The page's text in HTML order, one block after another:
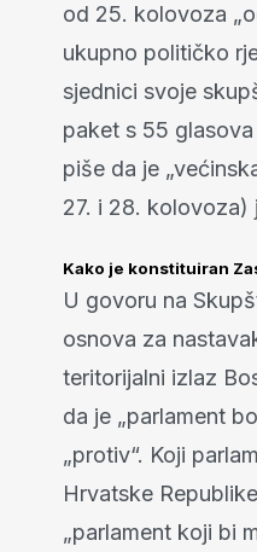
od 25. kolovoza
ukupno političko
sjednici svoje
paket s 55 glasova
piše da je
27. i 28. kolovoza)
Kako je konstituiran
U govoru na
osnova za
teritorijalni izlaz
da je „parlament
„protiv“. Koji
Hrvatske
„parlament koji bi